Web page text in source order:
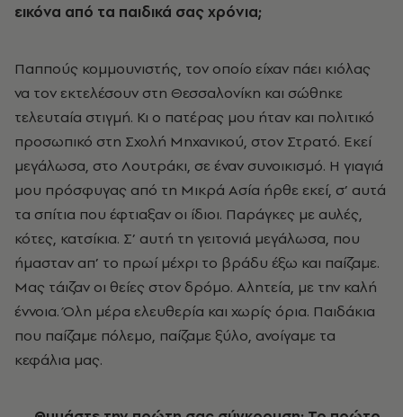
εικόνα από τα παιδικά σας χρόνια;
Παππούς κοµµουνιστής, τον οποίο είχαν πάει κιόλας
να τον εκτελέσουν στη Θεσσαλονίκη και σώθηκε
τελευταία στιγµή. Κι ο πατέρας µου ήταν και πολιτικό
προσωπικό στη Σχολή Μηχανικού, στον Στρατό. Εκεί
µεγάλωσα, στο Λουτράκι, σε έναν συνοικισµό. Η γιαγιά
µου πρόσφυγας από τη Μικρά Ασία ήρθε εκεί, σ’ αυτά
τα σπίτια που έφτιαξαν οι ίδιοι. Παράγκες µε αυλές,
κότες, κατσίκια. Σ’ αυτή τη γειτονιά µεγάλωσα, που
ήµασταν απ’ το πρωί µέχρι το βράδυ έξω και παίζαµε.
Μας τάιζαν οι θείες στον δρόµο. Αλητεία, µε την καλή
έννοια. Όλη µέρα ελευθερία και χωρίς όρια. Παιδάκια
που παίζαµε πόλεµο, παίζαµε ξύλο, ανοίγαµε τα
κεφάλια µας.